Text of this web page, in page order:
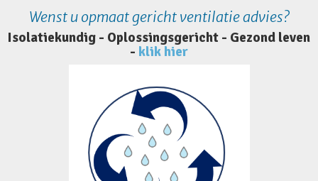
Wenst u opmaat gericht ventilatie advies?
Isolatiekundig - Oplossingsgericht - Gezond leven
- klik hier